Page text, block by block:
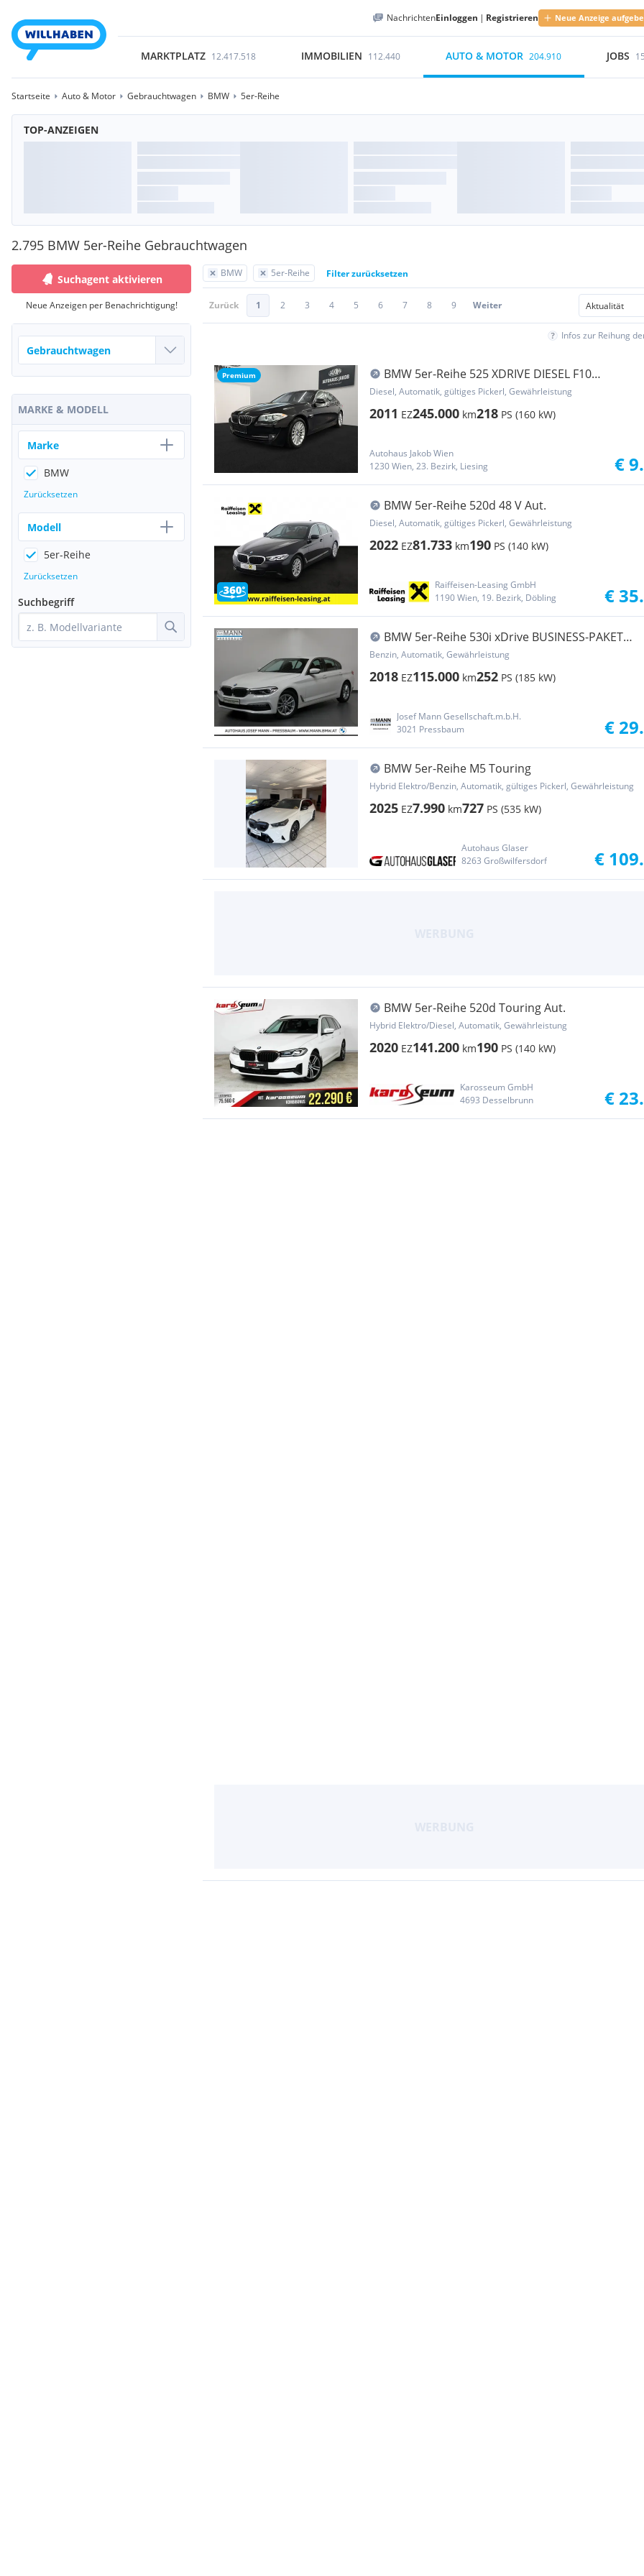
NachrichtenEinloggen | Registrieren Neue Anzeige
MARKTPLATZ 12.417.518 IMMOBILIEN 112.440 AUTO & MOTOR 204.910 JOBS
Startseite Auto & Motor Gebrauchtwagen BMW 5er-Reihe
TOP-ANZEIGEN
2.795 BMW 5er-Reihe Gebrauchtwagen
BMW 5er-Reihe Filter zurücksetzen
Zurück 1 2 3 4 5 6 7 8 9 Weiter
Infos zur Reihung
Premium
BMW 5er-Reihe 525 XDRIVE DIESEL F10
****AUTOMATIK-TEMPOMAT-KA...
Diesel, Automatik, gültiges Pickerl, Gewährleistung
2011 EZ245.000 km218 PS (160 kW)
Autohaus Jakob Wien
1230 Wien, 23. Bezirk, Liesing
€
BMW 5er-Reihe 520d 48 V Aut.
Diesel, Automatik, gültiges Pickerl, Gewährleistung
2022 EZ81.733 km190 PS (140 kW)
Raiffeisen-Leasing GmbH
1190 Wien, 19. Bezirk, Döbling
€
BMW 5er-Reihe 530i xDrive BUSINESS-PAKET
PLUS
Benzin, Automatik, Gewährleistung
2018 EZ115.000 km252 PS (185 kW)
Josef Mann Gesellschaft.m.b.H.
3021 Pressbaum
€
BMW 5er-Reihe M5 Touring
Hybrid Elektro/Benzin, Automatik, gültiges Pickerl, Gewährleistung
2025 EZ7.990 km727 PS (535 kW)
Autohaus Glaser
8263 Großwilfersdorf
€
BMW 5er-Reihe 520d Touring Aut.
Hybrid Elektro/Diesel, Automatik, Gewährleistung
2020 EZ141.200 km190 PS (140 kW)
Karosseum GmbH
4693 Desselbrunn
€
Suchagent aktivieren
Neue Anzeigen per Benachrichtigung!
MARKE & MODELL
Marke
BMW
Zurücksetzen
Modell
5er-Reihe
Zurücksetzen
Suchbegriff